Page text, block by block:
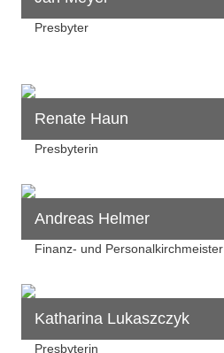
Presbyter
Renate Haun
Presbyterin
Andreas Helmer
Finanz- und Personalkirchmeister
Katharina Lukaszczyk
Presbyterin